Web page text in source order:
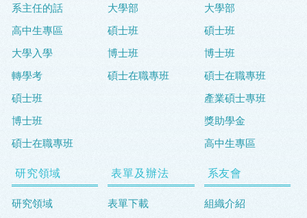
系主任的話
高中生專區
大學入學
轉學考
碩士班
博士班
碩士在職專班
大學部
碩士班
博士班
碩士在職專班
大學部
碩士班
博士班
碩士在職專班
產業碩士專班
獎助學金
高中生專區
研究領域
研究領域
表單及辦法
表單下載
系友會
組織介紹